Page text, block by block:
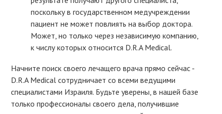
поскольку в государственном медучреждении
пациент не может повлиять на выбор доктора.
Может, но только через независимую компанию,
к числу которых относится D.R.A Medical.
Начните поиск своего лечащего врача прямо сейчас -
D.R.A Medical сотрудничает со всеми ведущими
специалистами Израиля. Будьте уверены, в нашей базе
только профессионалы своего дела, получившие